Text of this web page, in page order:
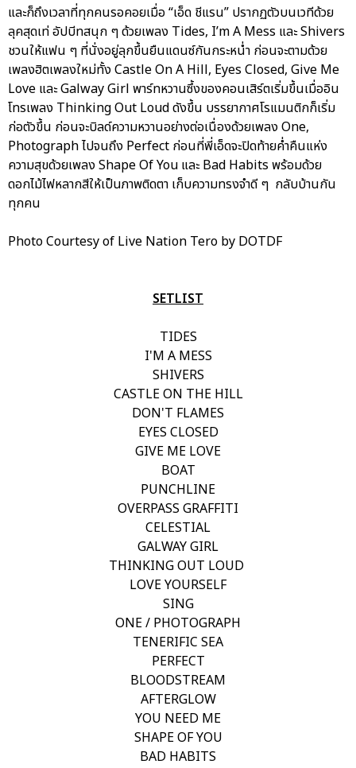
และก็ถึงเวลาที่ทุกคนรอคอยเมื่อ “เอ็ด ชีแรน” ปรากฏตัวบนเวทีด้วย
ลุคสุดเท่ อัปบีทสนุก ๆ ด้วยเพลง Tides, I’m A Mess และ Shivers
ชวนให้แฟน ๆ ที่นั่งอยู่ลุกขึ้นยืนแดนซ์กันกระหน่ำ ก่อนจะตามด้วย
เพลงฮิตเพลงใหม่ทั้ง Castle On A Hill, Eyes Closed, Give Me
Love และ Galway Girl พาร์ทหวานซึ้งของคอนเสิร์ตเริ่มขึ้นเมื่ออิน
โทรเพลง Thinking Out Loud ดังขึ้น บรรยากาศโรแมนติกก็เริ่ม
ก่อตัวขึ้น ก่อนจะบิลด์ความหวานอย่างต่อเนื่องด้วยเพลง One,
Photograph ไปจนถึง Perfect ก่อนที่พี่เอ็ดจะปิดท้ายค่ำคืนแห่ง
ความสุขด้วยเพลง Shape Of You และ Bad Habits พร้อมด้วย
ดอกไม้ไฟหลากสีให้เป็นภาพติดตา เก็บความทรงจำดี ๆ กลับบ้านกัน
ทุกคน
Photo Courtesy of Live Nation Tero by DOTDF
SETLIST
TIDES
I'M A MESS
SHIVERS
CASTLE ON THE HILL
DON'T FLAMES
EYES CLOSED
GIVE ME LOVE
BOAT
PUNCHLINE
OVERPASS GRAFFITI
CELESTIAL
GALWAY GIRL
THINKING OUT LOUD
LOVE YOURSELF
SING
ONE / PHOTOGRAPH
TENERIFIC SEA
PERFECT
BLOODSTREAM
AFTERGLOW
YOU NEED ME
SHAPE OF YOU
BAD HABITS